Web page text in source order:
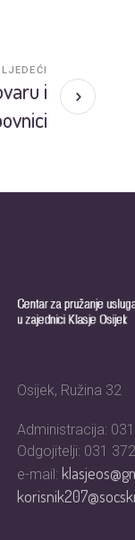
i
Osijek, Ružina 32
Administracija:
Odgojitelji: 031
e-mail: